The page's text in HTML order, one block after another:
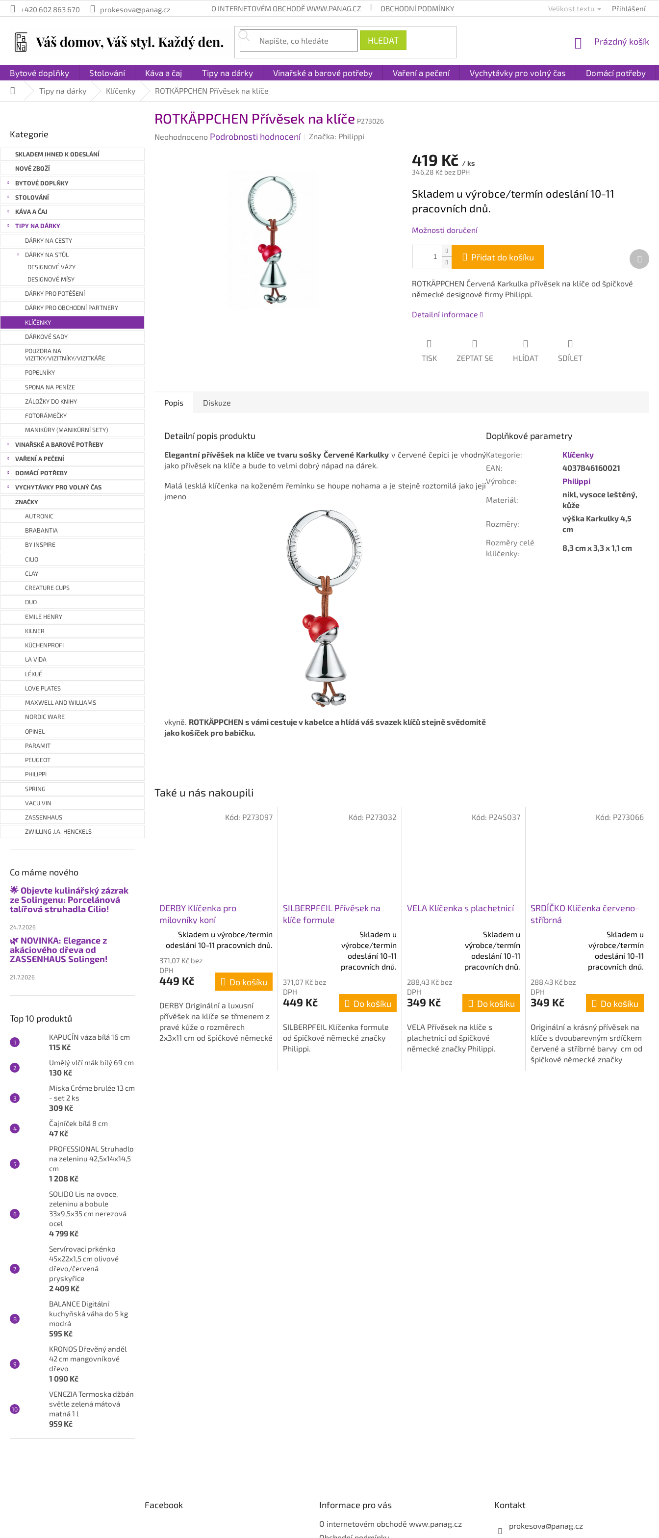
Přejít
na
+420 602 863 670 prokesova@panag.cz O INTERNETOVÉM OBCHODĚ WWW.PANAG.CZ OBCHODNÍ PODMÍNKY PLATBA A DOPRAVA REKLAMACE
Velikost textu Přihlášení
HLEDAT
NÁKUPNÍ
Prázdný košík
Bytové doplňky Stolování Káva a čaj Tipy na dárky Vinařské a barové potřeby Vaření a pečení Vychytávky pro volný čas Domácí potřeby
DomůTipy na dárky Klíčenky ROTKÄPPCHEN Přívěsek na klíče
a
n
n
í
n
e
kategorie
Kategorie
SKLADEM IHNED K ODESLÁNÍ
NOVÉ ZBOŽÍ
BYTOVÉ DOPLŇKY
STOLOVÁNÍ
KÁVA A ČAJ
TIPY NA DÁRKY
DÁRKY NA CESTY
DÁRKY NA STŮL
DESIGNOVÉ VÁZY
DESIGNOVÉ MÍSY
DÁRKY PRO POTĚŠENÍ
DÁRKY PRO OBCHODNÍ PARTNERY
KLÍČENKY
DÁRKOVÉ SADY
POUZDRA NA
VIZITKY/VIZITNÍKY/VIZITKÁŘE
POPELNÍKY
SPONA NA PENÍZE
ZÁLOŽKY DO KNIHY
FOTORÁMEČKY
MANIKÚRY (MANIKÚRNÍ SETY)
VINAŘSKÉ A BAROVÉ POTŘEBY
VAŘENÍ A PEČENÍ
DOMÁCÍ POTŘEBY
VYCHYTÁVKY PRO VOLNÝ ČAS
ZNAČKY
AUTRONIC
BRABANTIA
BY INSPIRE
CILIO
CLAY
CREATURE CUPS
DUO
EMILE HENRY
KILNER
KÜCHENPROFI
LA VIDA
LÉKUÉ
LOVE PLATES
MAXWELL AND WILLIAMS
NORDIC WARE
OPINEL
PARAMIT
PEUGEOT
PHILIPPI
SPRING
VACU VIN
ZASSENHAUS
ZWILLING J.A. HENCKELS
Co máme nového
🌟 Objevte kulinářský zázrak
ze Solingenu: Porcelánová
talířová struhadla Cilio!
24.7.2026
🌿 NOVINKA: Elegance z
akáciového dřeva od
ZASSENHAUS Solingen!
21.7.2026
Top 10 produktů
KAPUCÍN váza bílá 16 cm
115 Kč
Umělý vlčí mák bílý 69 cm
130 Kč
Miska Créme brulée 13 cm
- set 2 ks
309 Kč
Čajníček bílá 8 cm
47 Kč
PROFESSIONAL Struhadlo
na zeleninu 42,5x14x14,5
cm
1 208 Kč
SOLIDO Lis na ovoce,
zeleninu a bobule
33x9,5x35 cm nerezová
ocel
4 799 Kč
Servírovací prkénko
45x22x1,5 cm olivové
dřevo/červená
pryskyřice
2 409 Kč
BALANCE Digitální
kuchyňská váha do 5 kg
modrá
595 Kč
KRONOS Dřevěný anděl
42 cm mangovníkové
dřevo
1 090 Kč
VENEZIA Termoska džbán
světle zelená mátová
matná 1 l
959 Kč
ROTKÄPPCHEN Přívěsek na klíče P273026
Průměrné
Neohodnoceno Podrobnosti hodnocení Značka: Philippi
419 Kč / ks
346,28 Kč bez DPH
cena:
Skladem u výrobce/termín odeslání 10-11
pracovních dnů.
Možnosti doručení
Přidat do košíku
ROTKÄPPCHEN Červená Karkulka přívěsek na klíče od špičkové
německé designové firmy Philippi.
Detailní informace
TISK ZEPTAT SE HLÍDAT SDÍLET
Popis Diskuze
Detailní popis produktu
Elegantní přívěšek na klíče ve tvaru sošky Červené Karkulkyv červené čepici je vhodný
jako přívěsek na klíče a bude to velmi dobrý nápad na dárek.
Malá lesklá klíčenka na koženém řemínku se houpe nohama a je stejně roztomilá jako její
jmeno
vkyně. ROTKÄPPCHEN s vámi cestuje v kabelce a hlídá váš svazek klíčů stejně svědomitě
jako košíček pro babičku.
Doplňkové parametry
Kategorie:
Klíčenky
EAN:
4037846160021
Výrobce:
Philippi
Materiál:
nikl, vysoce leštěný,
kůže
Rozměry:
výška Karkulky 4,5
cm
Rozměry celé
klílčenky:
8,3 cm x 3,3 x 1,1 cm
Také u nás nakoupili
DERBY Klíčenka pro
milovníky koní
Skladem u výrobce/termín
odeslání 10-11 pracovních dnů.
371,07 Kč bez
DPH
449 Kč Do košíku
DERBY Originální a luxusní
přívěšek na klíče se třmenem z
pravé kůže o rozměrech
2x3x11 cm od špičkové německé
Kód: P273097
SILBERPFEIL Přívěsek na
klíče formule
je
5,0
z
hvězdiček.
Skladem u
výrobce/termín
odeslání 10-11
pracovních dnů.
371,07 Kč bez
DPH
449 Kč Do košíku
SILBERPFEIL Klíčenka formule
od špičkové německé značky
Philippi.
Kód: P273032
VELA Klíčenka s plachetnicí
je
5,0
z
hvězdiček.
Skladem u
výrobce/termín
odeslání 10-11
pracovních dnů.
288,43 Kč bez
DPH
349 Kč Do košíku
VELA Přívěsek na klíče s
plachetnicí od špičkové
německé značky Philippi.
Kód: P245037
SRDÍČKO Klíčenka červeno-
stříbrná
je
5,0
z
hvězdiček.
Skladem u
výrobce/termín
odeslání 10-11
pracovních dnů.
288,43 Kč bez
DPH
349 Kč Do košíku
Originální a krásný přívěsek na
klíče s dvoubarevným srdíčkem
červené a stříbrné barvy cm od
špičkové německé značky
Kód: P273066
Facebook Informace pro vás
O internetovém obchodě www.panag.cz
Kontakt
prokesova@panag.cz